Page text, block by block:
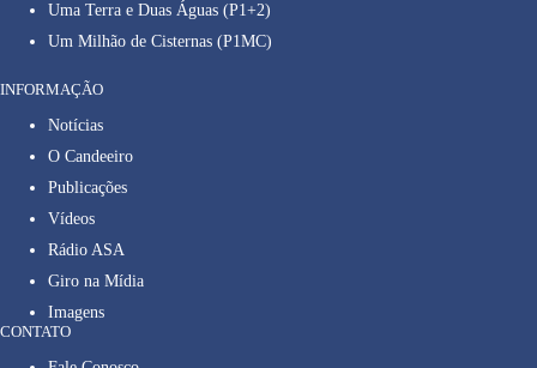
Uma Terra e Duas Águas (P1+2)
Um Milhão de Cisternas (P1MC)
INFORMAÇÃO
Notícias
O Candeeiro
Publicações
Vídeos
Rádio ASA
Giro na Mídia
Imagens
CONTATO